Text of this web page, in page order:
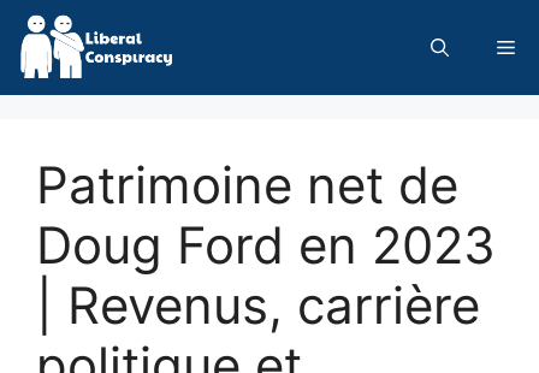
Skip
content
Patrimoine net de
Doug Ford en 2023
| Revenus, carrière